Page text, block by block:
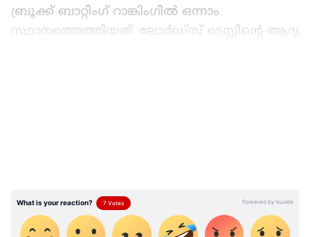
ബ്രൂക്ക് ബാറ്റിംഗ് റാങ്കിംഗില്‍ ഒന്നാം
സ്ഥാനത്തെത്തിയത്. ലോർഡ്സ് ടെസ്റ്റിന്‍റെ ആദ്യ
ഇന്ത്യൻ താരങ്ങളിൽ ഗിൽ ഒന്നാമത്